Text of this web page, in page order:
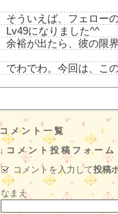
そういえば、フェロー
Lv49になりました^^
余裕が出たら、彼の限
でわでわ。今回は、こ
コメント一覧
↓コメント投稿フォーム
コメントを入力して投稿
なまえ